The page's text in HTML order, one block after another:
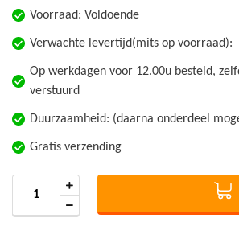
Voorraad: Voldoende
Verwachte levertijd(mits op voorraad):
Op werkdagen voor 12.00u besteld,
verstuurd
Duurzaamheid: (daarna onderdeel
Gratis verzending